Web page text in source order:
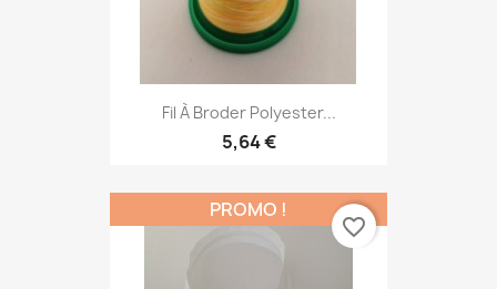
Fil À Broder Polyester...
5,64 €
PROMO !
favorite_border